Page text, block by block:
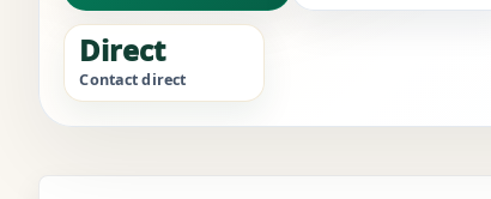
Direct
Contact direct